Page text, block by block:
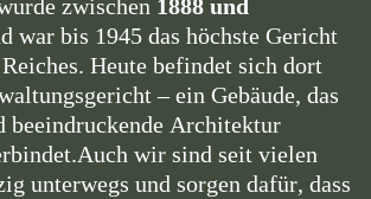
zwischen 1888 und
war bis 1945 das höchste Gericht
Heute befindet sich dort
– ein Gebäude, das
beeindruckende Architektur
Auch wir sind seit vielen
unterwegs und sorgen dafür, dass